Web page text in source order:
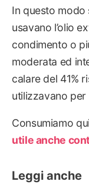
In questo
usavano l’olio
condimento o
moderata ed
calare del 41%
utilizzavano per
Consumiamo
utile anche
Leggi anche